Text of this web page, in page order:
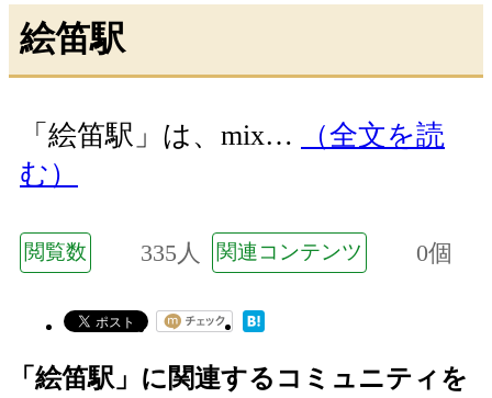
絵笛駅
「絵笛駅」は、mix…
（全文を読
む）
閲覧数 335人 関連コンテンツ 0個
「絵笛駅」に関連するコミュニティを